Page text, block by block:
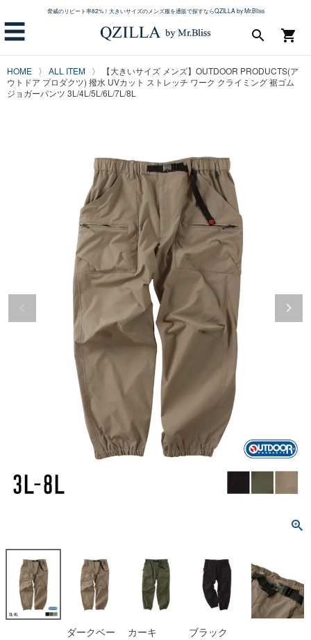
脅威のリピート率82%！大きいサイズのメンズ服を通販で探すならQZILLA by Mr.Bliss
☰ shopping_cart
search
HOME ALL ITEM
【大きいサイズ メンズ】OUTDOOR PRODUCTS(ア
ウトドア プロダクツ) 撥水 UVカット ストレッチ ワーク クライミング 裾ゴム
ジョガーパンツ 3L/4L/5L/6L/7L/8L
ダークベー
カーキ ブラック